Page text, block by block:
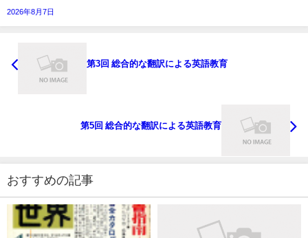
2026年8月7日
第3回 総合的な翻訳による英語教育
第5回 総合的な翻訳による英語教育
おすすめの記事